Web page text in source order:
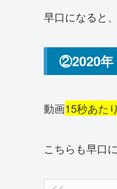
早口になると
②2020年
動画15秒あた
こちらも早口